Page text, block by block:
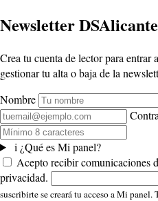
Newsletter DSAlicante
Crea tu cuenta de lector para
gestionar tu alta o baja de la
Nombre
i ¿Qué es Mi panel?
Acepto recibir comunicaciones
privacidad.
suscribirte se creará tu acceso a Mi panel.